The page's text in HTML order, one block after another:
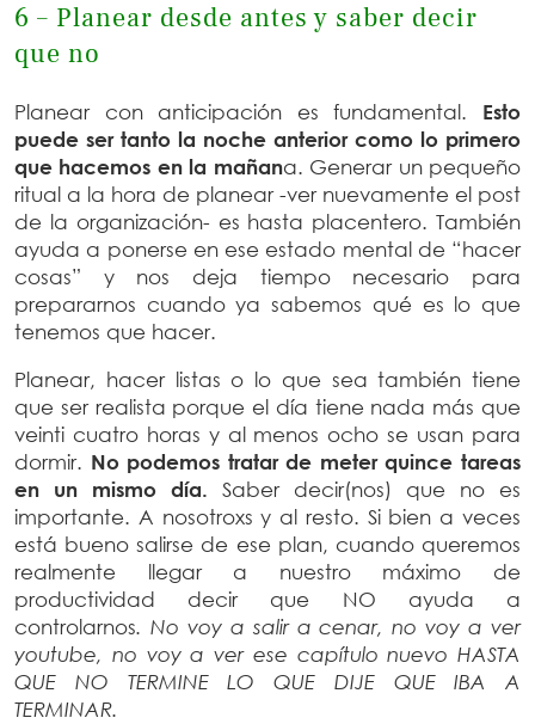
6 – Planear desde antes y saber decir
que no
Planear con anticipación es fundamental. Esto
puede ser tanto la noche anterior como lo primero
que hacemos en la mañana. Generar un pequeño
ritual a la hora de planear -ver nuevamente el post
de la organización- es hasta placentero. También
ayuda a ponerse en ese estado mental de “hacer
cosas” y nos deja tiempo necesario para
prepararnos cuando ya sabemos qué es lo que
tenemos que hacer.
Planear, hacer listas o lo que sea también tiene
que ser realista porque el día tiene nada más que
veinti cuatro horas y al menos ocho se usan para
dormir. No podemos tratar de meter quince tareas
en un mismo día. Saber decir(nos) que no es
importante. A nosotroxs y al resto. Si bien a veces
está bueno salirse de ese plan, cuando queremos
realmente llegar a nuestro máximo de
productividad decir que NO ayuda a
controlarnos. No voy a salir a cenar, no voy a ver
youtube, no voy a ver ese capítulo nuevo HASTA
QUE NO TERMINE LO QUE DIJE QUE IBA A
TERMINAR.